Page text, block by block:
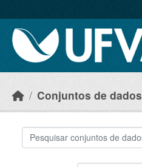
Conjuntos de dados